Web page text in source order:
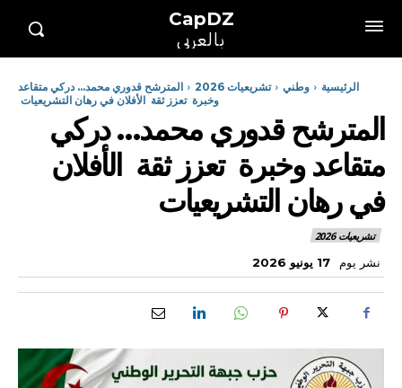
CapDZ
بالعربي
الرئيسية وطني تشريعيات 2026
المترشح قدوري محمد… دركي متقاعد
وخبرة تعزز ثقة الأفلان في رهان التشريعيات
المترشح قدوري محمد… دركي
متقاعد وخبرة تعزز ثقة الأفلان
في رهان التشريعيات
تشريعيات 2026
نشر يوم 17 يونيو 2026